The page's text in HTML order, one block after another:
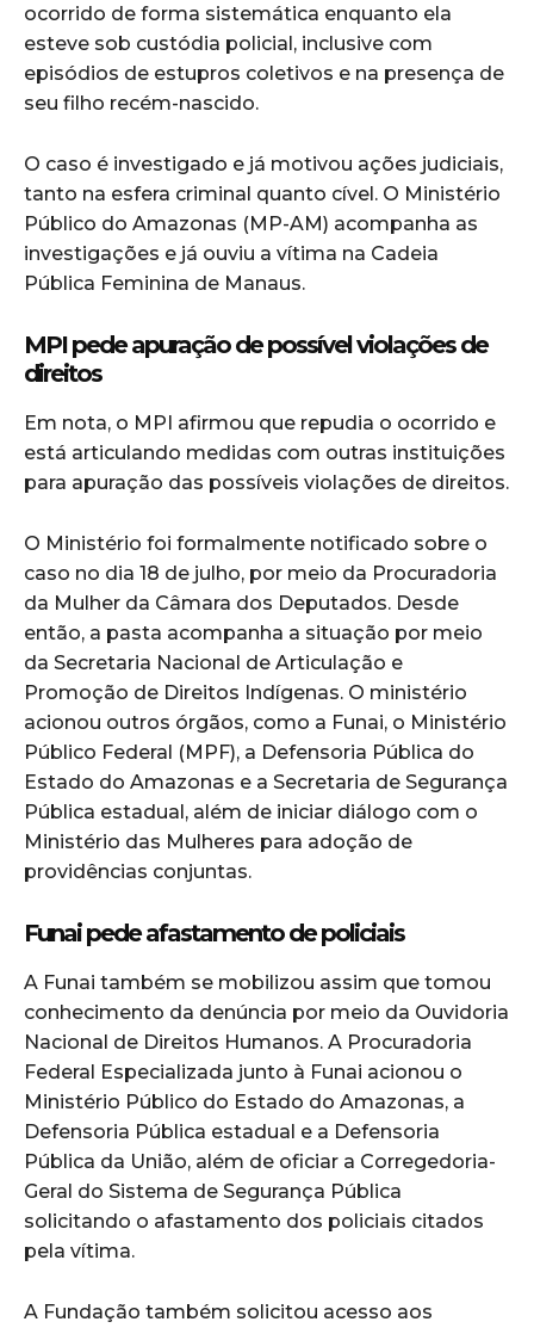
ocorrido de forma sistemática enquanto ela
esteve sob custódia policial, inclusive com
episódios de estupros coletivos e na presença de
seu filho recém-nascido.
O caso é investigado e já motivou ações judiciais,
tanto na esfera criminal quanto cível. O Ministério
Público do Amazonas (MP-AM) acompanha as
investigações e já ouviu a vítima na Cadeia
Pública Feminina de Manaus.
MPI pede apuração de possível violações de
direitos
Em nota, o MPI afirmou que repudia o ocorrido e
está articulando medidas com outras instituições
para apuração das possíveis violações de direitos.
O Ministério foi formalmente notificado sobre o
caso no dia 18 de julho, por meio da Procuradoria
da Mulher da Câmara dos Deputados. Desde
então, a pasta acompanha a situação por meio
da Secretaria Nacional de Articulação e
Promoção de Direitos Indígenas. O ministério
acionou outros órgãos, como a Funai, o Ministério
Público Federal (MPF), a Defensoria Pública do
Estado do Amazonas e a Secretaria de Segurança
Pública estadual, além de iniciar diálogo com o
Ministério das Mulheres para adoção de
providências conjuntas.
Funai pede afastamento de policiais
A Funai também se mobilizou assim que tomou
conhecimento da denúncia por meio da Ouvidoria
Nacional de Direitos Humanos. A Procuradoria
Federal Especializada junto à Funai acionou o
Ministério Público do Estado do Amazonas, a
Defensoria Pública estadual e a Defensoria
Pública da União, além de oficiar a Corregedoria-
Geral do Sistema de Segurança Pública
solicitando o afastamento dos policiais citados
pela vítima.
A Fundação também solicitou acesso aos